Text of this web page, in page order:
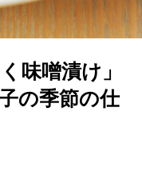
味噌漬け」
の季節の仕